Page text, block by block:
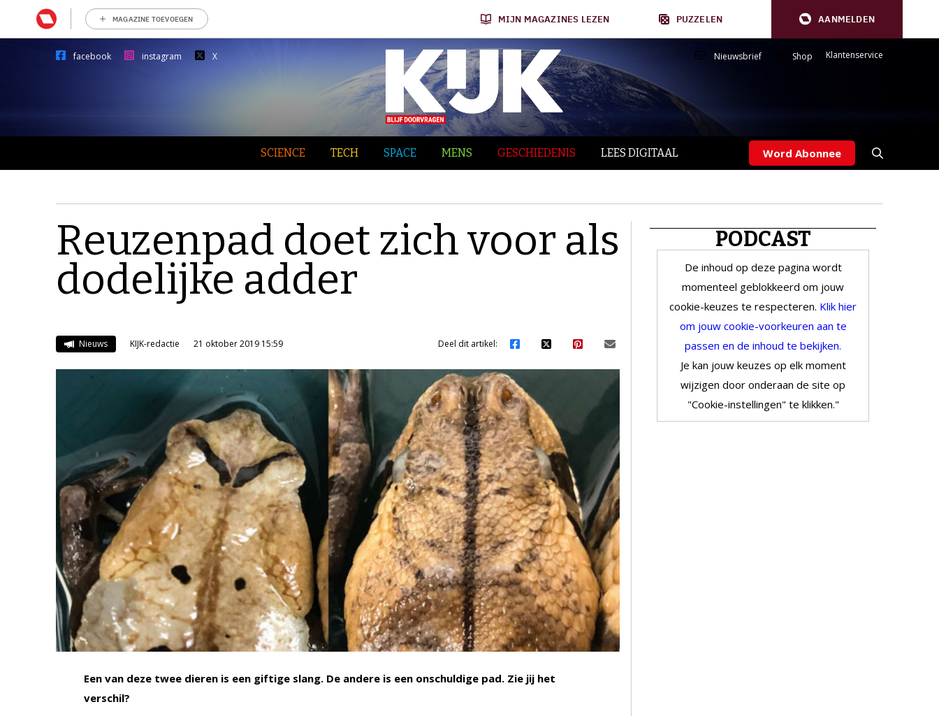
MAGAZINE TOEVOEGEN MIJN MAGAZINES LEZEN PUZZELEN AANMELDEN
facebook instagram X Nieuwsbrief Shop Klantenservice
SCIENCE TECH SPACE MENS GESCHIEDENIS LEES DIGITAAL Word Abonnee
Reuzenpad doet zich voor als
dodelijke adder
Nieuws KIJK-redactie 21 oktober 2019 15:59 Deel dit artikel:
Een van deze twee dieren is een giftige slang. De andere is een onschuldige pad. Zie jij het
verschil?
PODCAST
De inhoud op deze pagina wordt
momenteel geblokkeerd om jouw
cookie-keuzes te respecteren. Klik hier
om jouw cookie-voorkeuren aan te
passen en de inhoud te bekijken.
Je kan jouw keuzes op elk moment
wijzigen door onderaan de site op
"Cookie-instellingen" te klikken."